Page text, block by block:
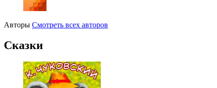
Авторы Смотреть всех авторов
Сказки